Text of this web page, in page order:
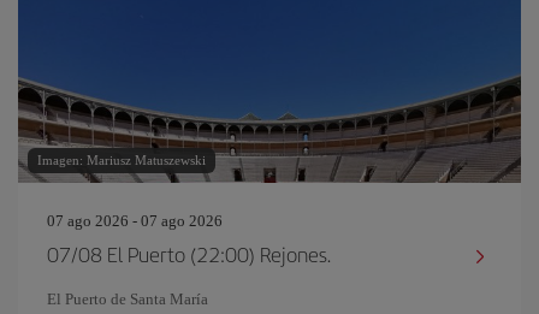
Imagen: Mariusz Matuszewski
07 ago 2026 - 07 ago 2026
07/08 El Puerto (22:00) Rejones.
El Puerto de Santa María